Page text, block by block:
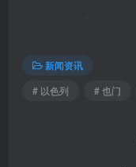
新闻资讯
# 以色列
# 也门